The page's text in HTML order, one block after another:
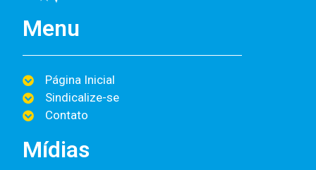
Menu
Página Inicial
Sindicalize-se
Contato
Mídias